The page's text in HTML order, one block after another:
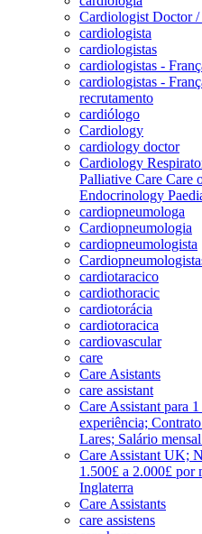
Cardiologist Doctor
cardiologista
cardiologistas
cardiologistas -
cardiologistas -
recrutamento
cardiólogo
Cardiology
cardiology doctor
Cardiology
Palliative Care Care
Endocrinology
cardiopneumologa
Cardiopneumologia
cardiopneumologista
cardiotaracico
cardiothoracic
cardiotorácia
cardiotoracica
cardiovascular
care
Care Asistants
care assistant
Care Assistant para
experiência;
Lares; Salário
Care Assistant UK;
1.500£ a 2.000£ por
Inglaterra
Care Assistants
care assistens